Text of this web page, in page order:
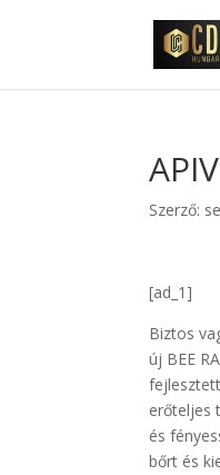
Szerző:
[ad_1]
Biztos
új BEE
erőteljes
és
bőrt és